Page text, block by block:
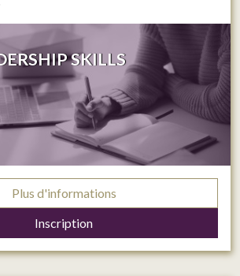
SKILLS
Plus d'informations
Inscription